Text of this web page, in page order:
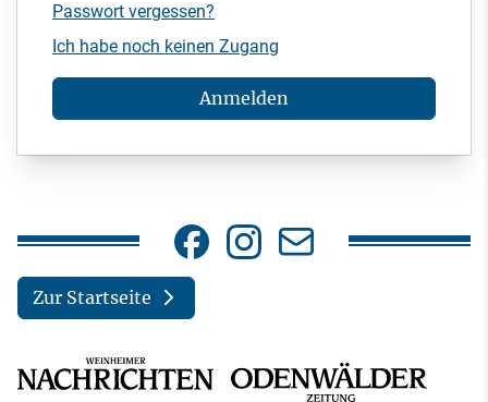
Passwort vergessen?
Ich habe noch keinen Zugang
Anmelden
Zur Startseite